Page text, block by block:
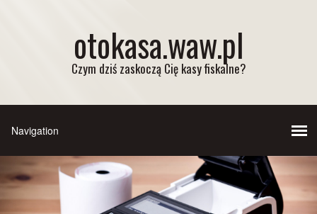
otokasa.waw.pl
Czym dziś zaskoczą Cię kasy fiskalne?